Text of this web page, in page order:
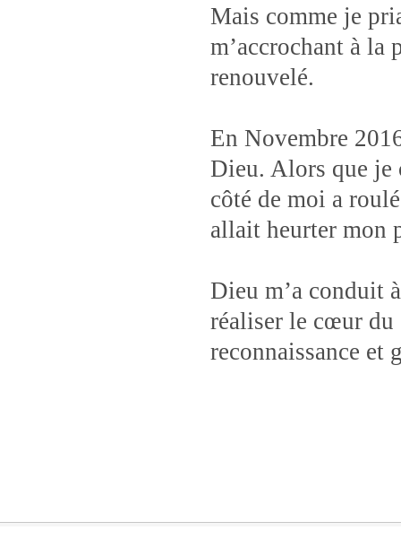
Mais comme je
m’accrochant à la
renouvelé.
En Novembre
Dieu. Alors que je
côté de moi a
allait heurter mon
Dieu m’a conduit
réaliser le cœur du
reconnaissance et